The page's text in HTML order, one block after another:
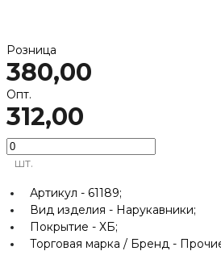
Розница
380,00
Опт.
312,00
шт.
Артикул - 61189;
Вид изделия - Нарукавники;
Покрытие - ХБ;
Торговая марка / Бренд -